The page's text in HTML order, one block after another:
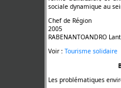
sociale dynamique au
Chef de Région
2005
RABENANTOANDRO
Voir :Tourisme solidaire
Les problématiques